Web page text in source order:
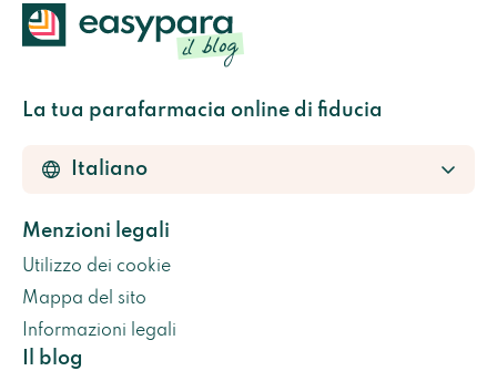
La tua parafarmacia online di fiducia
Menzioni legali
Utilizzo dei cookie
Mappa del sito
Informazioni legali
Il blog